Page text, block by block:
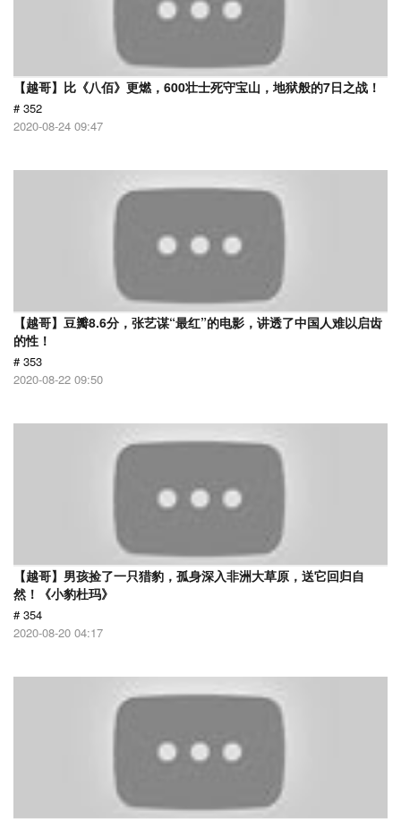
【越哥】比《八佰》更燃，600壮士死守宝山，地狱般的7日之战！
# 352
2020-08-24 09:47
【越哥】豆瓣8.6分，张艺谋“最红”的电影，讲透了中国人难以启齿
的性！
# 353
2020-08-22 09:50
【越哥】男孩捡了一只猎豹，孤身深入非洲大草原，送它回归自
然！《小豹杜玛》
# 354
2020-08-20 04:17